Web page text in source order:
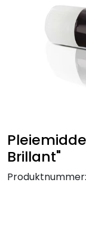
Brillant"
Produktnummer: